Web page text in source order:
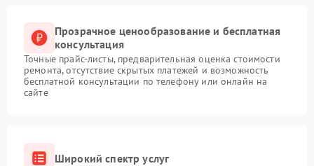
Прозрачное ценообразование и бесплатная
консультация
Точные прайс-листы, предварительная оценка стоимости
ремонта, отсутствие скрытых платежей и возможность
бесплатной консультации по телефону или онлайн на
сайте
Широкий спектр услуг